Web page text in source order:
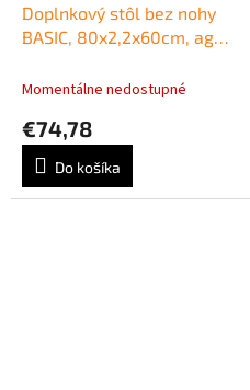
Doplnkový stôl bez nohy
BASIC, 80x2,2x60cm, agát
Momentálne nedostupné
€74,78
Do košíka